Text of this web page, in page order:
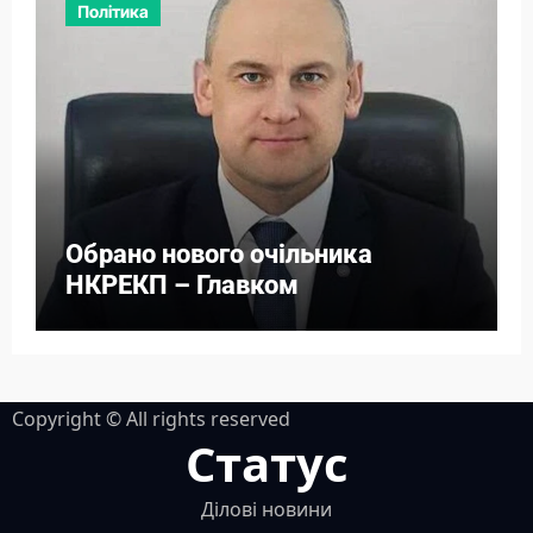
Політика
Обрано нового очільника
НКРЕКП – Главком
Copyright © All rights reserved
Статус
Ділові новини